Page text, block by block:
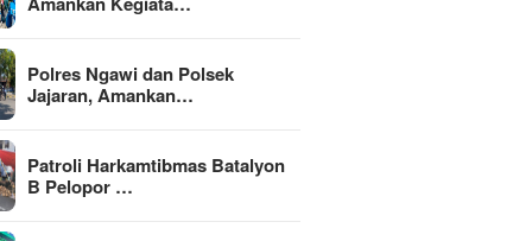
Polres Ngawi dan Polsek
Jajaran, Amankan…
Patroli Harkamtibmas Batalyon
B Pelopor …